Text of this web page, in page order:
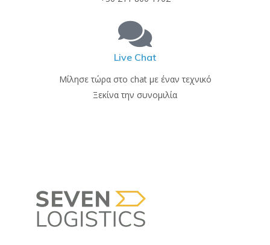
Live Chat
Μίλησε τώρα στο chat με έναν τεχνικό
Ξεκίνα την συνομιλία